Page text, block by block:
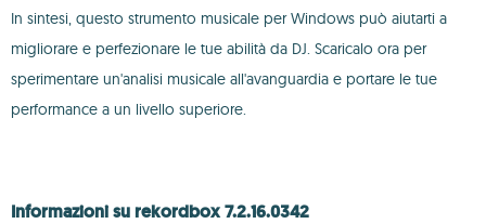
In sintesi, questo strumento musicale per Windows può aiutarti a
migliorare e perfezionare le tue abilità da DJ. Scaricalo ora per
sperimentare un'analisi musicale all'avanguardia e portare le tue
performance a un livello superiore.
Informazioni su rekordbox 7.2.16.0342